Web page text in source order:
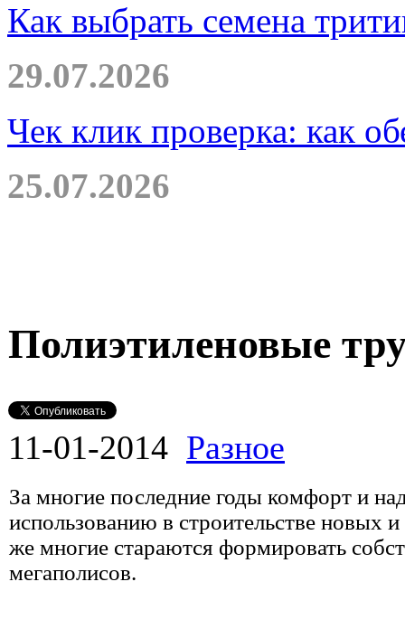
Как выбрать семена
29.07.2026
Чек клик проверка: как
25.07.2026
Полиэтиленовые
11-01-2014 Разное
За многие последние годы комфорт и
использованию в строительстве новых
же многие стараются формировать
мегаполисов.